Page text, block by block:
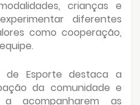
crianças e
diferentes
como cooperação,
de Esporte destaca a
da comunidade e
acompanharem as